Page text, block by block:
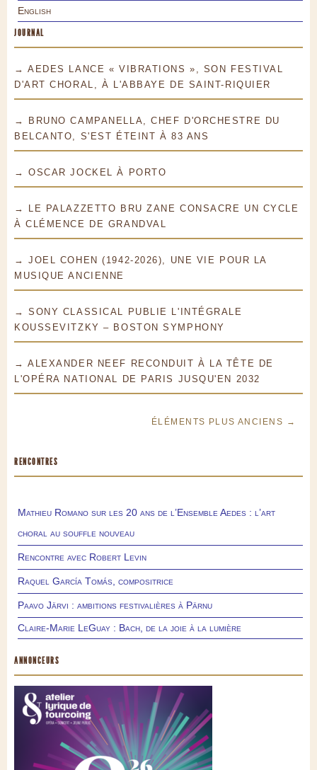
English
JOURNAL
→ AEDES LANCE « VIBRATIONS », SON FESTIVAL
D'ART CHORAL, À L'ABBAYE DE SAINT-RIQUIER
→ BRUNO CAMPANELLA, CHEF D'ORCHESTRE DU
BELCANTO, S'EST ÉTEINT À 83 ANS
→ OSCAR JOCKEL À PORTO
→ LE PALAZZETTO BRU ZANE CONSACRE UN CYCLE
À CLÉMENCE DE GRANDVAL
→ JOEL COHEN (1942-2026), UNE VIE POUR LA
MUSIQUE ANCIENNE
→ SONY CLASSICAL PUBLIE L'INTÉGRALE
KOUSSEVITZKY – BOSTON SYMPHONY
→ ALEXANDER NEEF RECONDUIT À LA TÊTE DE
L'OPÉRA NATIONAL DE PARIS JUSQU'EN 2032
ÉLÉMENTS PLUS ANCIENS →
RENCONTRES
Mathieu Romano sur les 20 ans de l’Ensemble Aedes : l’art
choral au souffle nouveau
Rencontre avec Robert Levin
Raquel García Tomás, compositrice
Paavo Järvi : ambitions festivalières à Pärnu
Claire-Marie LeGuay : Bach, de la joie à la lumière
ANNONCEURS